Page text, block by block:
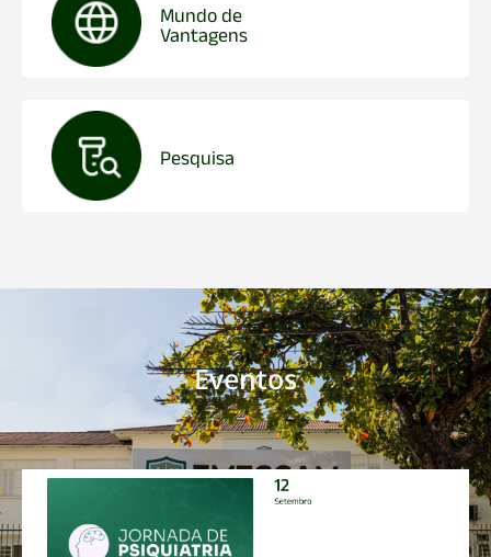
Mundo de
Vantagens
Pesquisa
Eventos